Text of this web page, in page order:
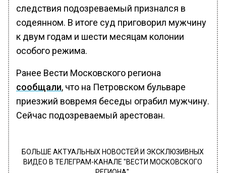
следствия подозреваемый признался в
содеянном. В итоге суд приговорил мужчину
к двум годам и шести месяцам колонии
особого режима.
Ранее Вести Московского региона
сообщали, что на Петровском бульваре
приезжий вовремя беседы ограбил мужчину.
Сейчас подозреваемый арестован.
БОЛЬШЕ АКТУАЛЬНЫХ НОВОСТЕЙ И ЭКСКЛЮЗИВНЫХ
ВИДЕО В ТЕЛЕГРАМ-КАНАЛЕ "ВЕСТИ МОСКОВСКОГО